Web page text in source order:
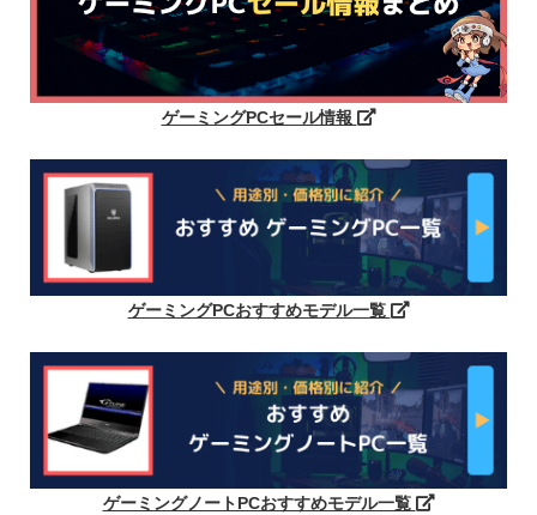
ゲーミングPCセール情報
ゲーミングPCおすすめモデル一覧
ゲーミングノートPCおすすめモデル一覧